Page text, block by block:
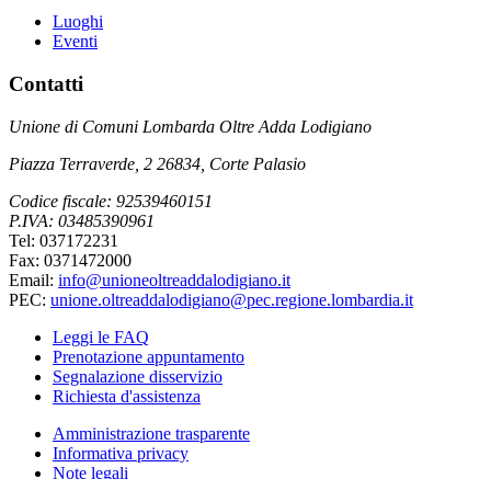
Luoghi
Eventi
Contatti
Unione di Comuni Lombarda Oltre Adda Lodigiano
Piazza Terraverde, 2 26834, Corte Palasio
Codice fiscale: 92539460151
P.IVA: 03485390961
Tel: 037172231
Fax: 0371472000
Email: info@unioneoltreaddalodigiano.it
PEC: unione.oltreaddalodigiano@pec.regione.lombardia.it
Leggi le FAQ
Prenotazione appuntamento
Segnalazione disservizio
Richiesta d'assistenza
Amministrazione trasparente
Informativa privacy
Note legali